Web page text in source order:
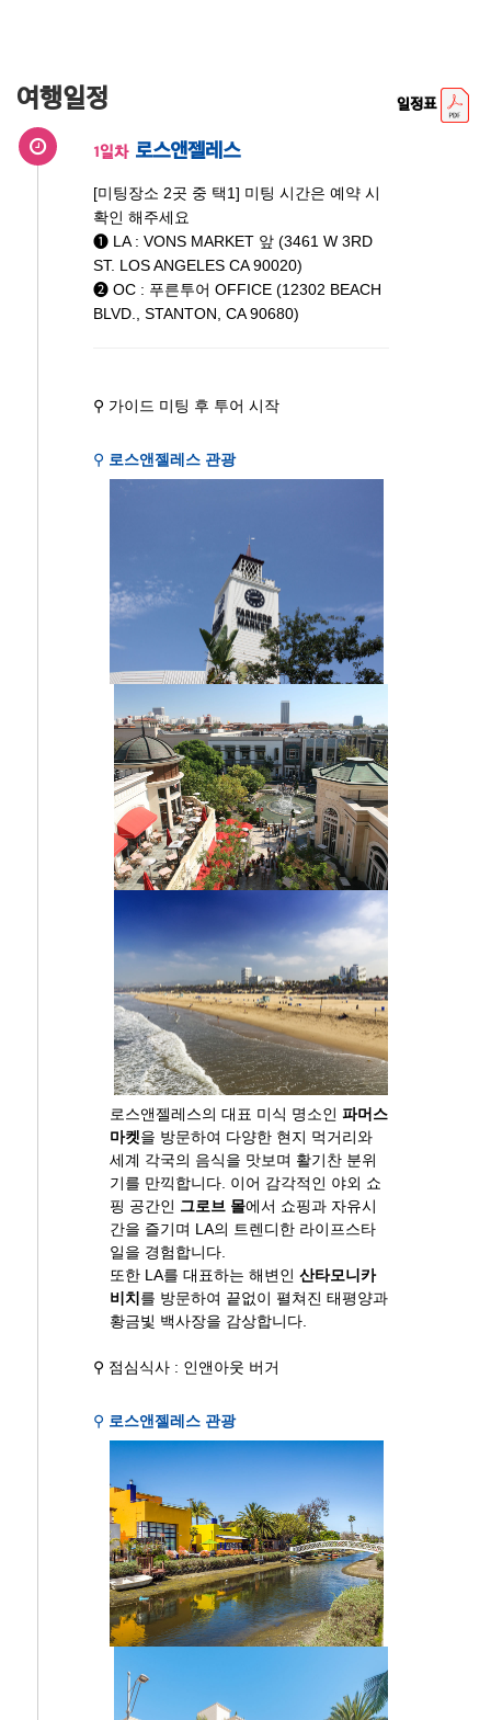
여행일정 일정표
1일차 로스앤젤레스
[미팅장소 2곳 중 택1] 미팅 시간은 예약 시
확인 해주세요
➊ LA : VONS MARKET 앞 (3461 W 3RD
ST. LOS ANGELES CA 90020)
➋ OC : 푸른투어 OFFICE (12302 BEACH
BLVD., STANTON, CA 90680)
⚲ 가이드 미팅 후 투어 시작
⚲ 로스앤젤레스 관광
로스앤젤레스의 대표 미식 명소인 파머스
마켓을 방문하여 다양한 현지 먹거리와
세계 각국의 음식을 맛보며 활기찬 분위
기를 만끽합니다. 이어 감각적인 야외 쇼
핑 공간인 그로브 몰에서 쇼핑과 자유시
간을 즐기며 LA의 트렌디한 라이프스타
일을 경험합니다.
또한 LA를 대표하는 해변인 산타모니카
비치 를 방문하여 끝없이 펼쳐진 태평양과
황금빛 백사장을 감상합니다.
⚲ 점심식사 : 인앤아웃 버거
⚲ 로스앤젤레스 관광